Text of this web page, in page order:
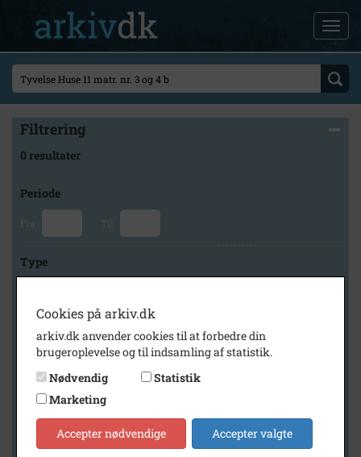
Filtrering
0 resultater
Periode
Fra Til
Type
Arkiv
Slagelse Stads- og Lokalarkiv
Cookies på arkiv.dk
arkiv.dk anvender cookies til at forbedre din
brugeroplevelse og til indsamling af statistik.
Nødvendig
Statistik
Marketing
Accepter nødvendige Accepter valgte